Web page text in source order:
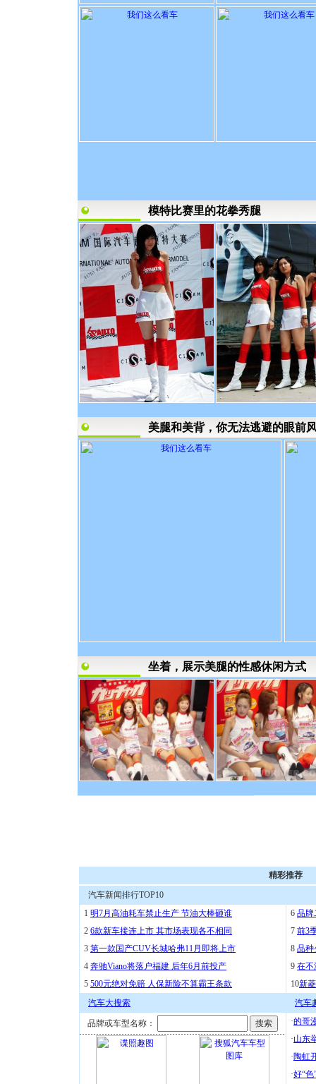
模特比赛里的花拳秀腿
美腿和美背，你无法逃避的眼前
坐着，展示美腿的性感休闲方式
精彩推荐
汽车新闻排行TOP10
1 明7月高油耗车禁止生产 节油大棒砸谁
2 6款新车接连上市 其市场表现各不相同
3 第一款国产CUV长城哈弗11月即将上市
4 奔驰Viano将落户福建 后年6月前投产
5 500元绝对免赔 人保新险不算霸王条款
6 品牌
7 前3
8 品种
9 在不
10新
汽车大搜索
汽车
品牌或车型名称： ·的哥
·山东
·陶虹
·好“色